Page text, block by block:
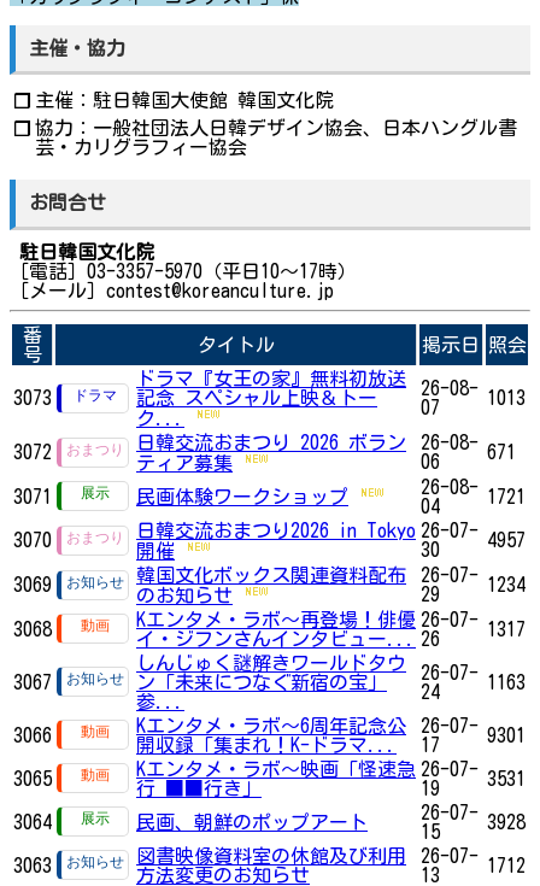
主催・協力
❐ 主催：駐日韓国大使館 韓国文化院
❐ 協力：一般社団法人日韓デザイン協会、日本ハングル書
芸・カリグラフィー協会
お問合せ
駐日韓国文化院
［電話］03-3357-5970（平日10～17時）
［メール］contest@koreanculture.jp
番
号
タイトル 掲示日 照会
3073
ドラマ『女王の家』無料初放送
記念 スペシャル上映＆トー
ク...
26-08-
07
1013
3072
日韓交流おまつり 2026 ボラン
ティア募集
26-08-
06
671
3071 民画体験ワークショップ
26-08-
04
1721
3070
日韓交流おまつり2026 in Tokyo
開催
26-07-
30
4957
3069
韓国文化ボックス関連資料配布
のお知らせ
26-07-
29
1234
3068
Kエンタメ・ラボ～再登場！俳優
イ・ジフンさんインタビュー...
26-07-
26
1317
3067
しんじゅく謎解きワールドタウ
ン「未来につなぐ新宿の宝」
参...
26-07-
24
1163
3066
Kエンタメ・ラボ～6周年記念公
開収録「集まれ！K-ドラマ...
26-07-
17
9301
3065
Kエンタメ・ラボ～映画「怪速急
行 ■■行き」
26-07-
19
3531
3064 民画、朝鮮のポップアート
26-07-
15
3928
3063
図書映像資料室の休館及び利用
方法変更のお知らせ
26-07-
13
1712